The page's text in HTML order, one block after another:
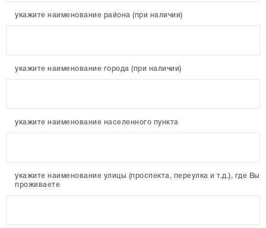
укажите наименование района (при наличии)
укажите наименование города (при наличии)
укажите наименование населенного пункта
укажите наименование улицы (проспекта, переулка и т.д.), где Вы
проживаете